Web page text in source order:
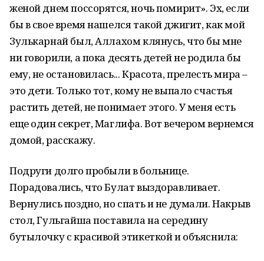
женой днем поссорятся, ночь помирит». Эх, если
бы в свое время на­шелся такой джигит, как мой
Зулькарнай был, Аллахом клянусь, что бы мне
ни говорили, а пока десять детей не родила бы
ему, не остановилась... Красота, прелесть мира –
это дети. Только тот, кому не выпало счастья
растить детей, не понимает этого. У меня есть
еще один секрет, Маглифа. Вот вечером вернемся
домой, расскажу.
Подруги долго пробыли в больнице.
Порадовались, что Булат выздоравливает.
Вернулись поздно, но спать и не думали. Накрыв
стол, Гульгайша поставила на середину
бутылочку с красивой этикеткой и объяснила: